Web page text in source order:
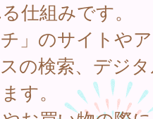
仕組みです。
チ」のサイトや
の検索、デジ
す。